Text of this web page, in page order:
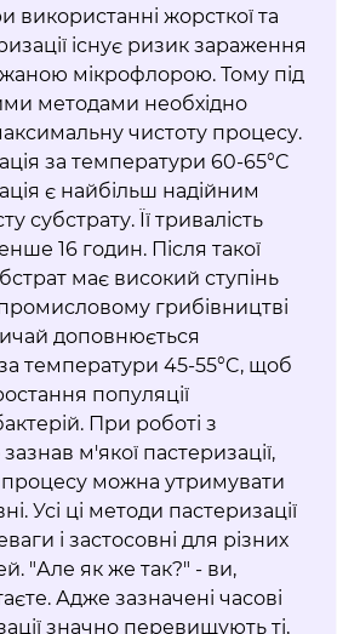
жорсткої та
існує ризик зараження
мікрофлорою. Тому під
методами необхідно
чистоту процесу.
за температури 60-65°C
є найбільш надійним
субстрату. Її тривалість
16 годин. Після такої
має високий ступінь
грибівництві
доповнюється
температури 45-55°C, щоб
популяції
При роботі з
м'якої пастеризації,
процесу можна утримувати
Усі ці методи пастеризації
і застосовні для різних
"Але як же так?" - ви,
Адже зазначені часові
значно перевищують ті,